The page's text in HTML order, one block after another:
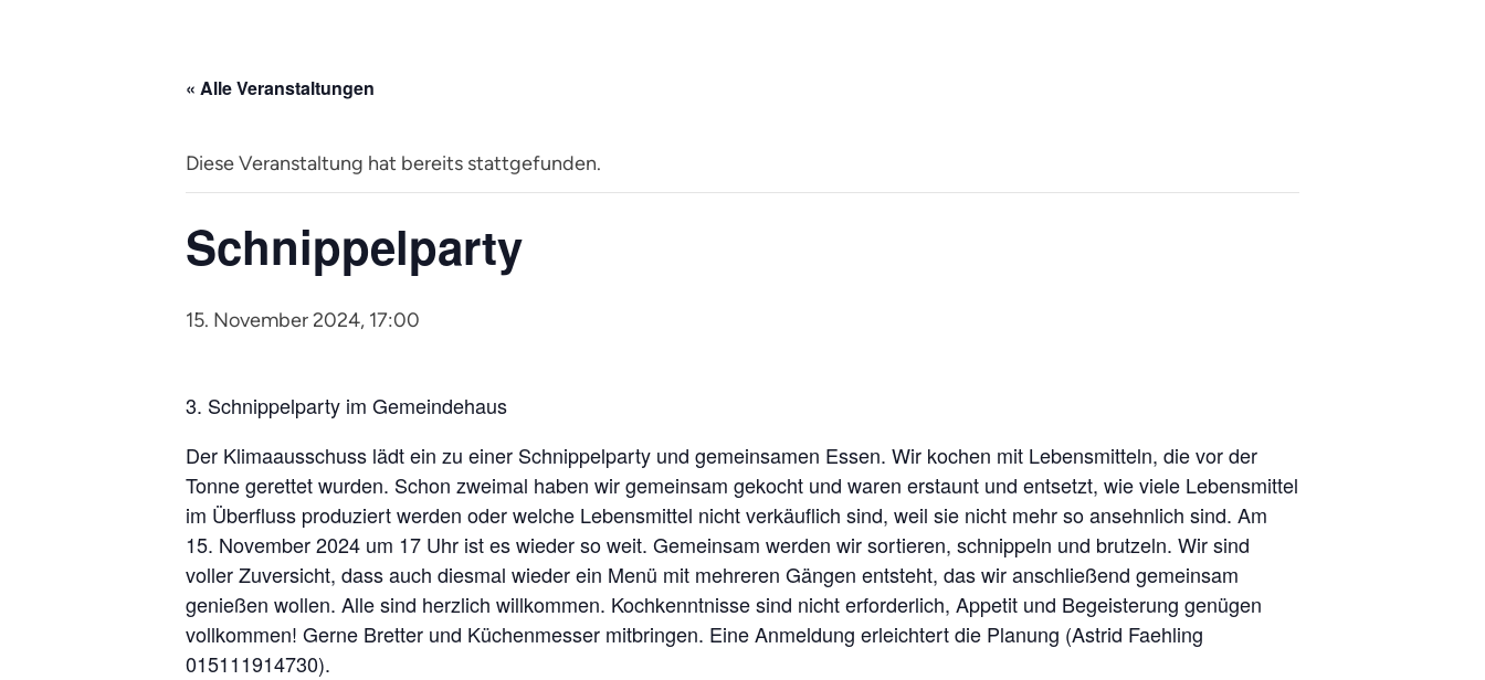
« Alle Veranstaltungen
Diese Veranstaltung hat bereits stattgefunden.
Schnippelparty
15. November 2024, 17:00
3. Schnippelparty im Gemeindehaus
Der Klimaausschuss lädt ein zu einer Schnippelparty und gemeinsamen Essen. Wir kochen mit Lebensmitteln, die vor der
Tonne gerettet wurden. Schon zweimal haben wir gemeinsam gekocht und waren erstaunt und entsetzt, wie viele Lebensmittel
im Überfluss produziert werden oder welche Lebensmittel nicht verkäuflich sind, weil sie nicht mehr so ansehnlich sind. Am
15. November 2024 um 17 Uhr ist es wieder so weit. Gemeinsam werden wir sortieren, schnippeln und brutzeln. Wir sind
voller Zuversicht, dass auch diesmal wieder ein Menü mit mehreren Gängen entsteht, das wir anschließend gemeinsam
genießen wollen. Alle sind herzlich willkommen. Kochkenntnisse sind nicht erforderlich, Appetit und Begeisterung genügen
vollkommen! Gerne Bretter und Küchenmesser mitbringen. Eine Anmeldung erleichtert die Planung (Astrid Faehling
015111914730).